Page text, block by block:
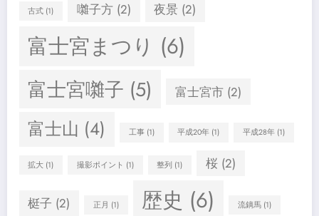
古式 (1) 囃子方(2) 夜景 (2)
富士宮まつり (6)
富士宮囃子 (5) 富士宮市(2)
富士山 (4) 工事(1) 平成20年 (1) 平成28年(1)
拡大 (1) 撮影ポイント (1) 整列 (1) 桜(2)
梃子 (2) 正月 (1) 歴史 (6) 流鏑馬(1)